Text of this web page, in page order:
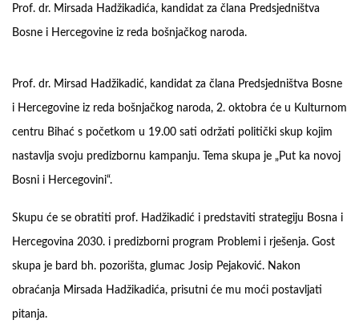
Prof. dr. Mirsada Hadžikadića, kandidat za člana Predsjedništva
Bosne i Hercegovine iz reda bošnjačkog naroda.
Prof. dr. Mirsad Hadžikadić, kandidat za člana Predsjedništva Bosne
i Hercegovine iz reda bošnjačkog naroda, 2. oktobra će u Kulturnom
centru Bihać s početkom u 19.00 sati održati politički skup kojim
nastavlja svoju predizbornu kampanju. Tema skupa je „Put ka novoj
Bosni i Hercegovini“.
Skupu će se obratiti prof. Hadžikadić i predstaviti strategiju Bosna i
Hercegovina 2030. i predizborni program Problemi i rješenja. Gost
skupa je bard bh. pozorišta, glumac Josip Pejaković. Nakon
obraćanja Mirsada Hadžikadića, prisutni će mu moći postavljati
pitanja.